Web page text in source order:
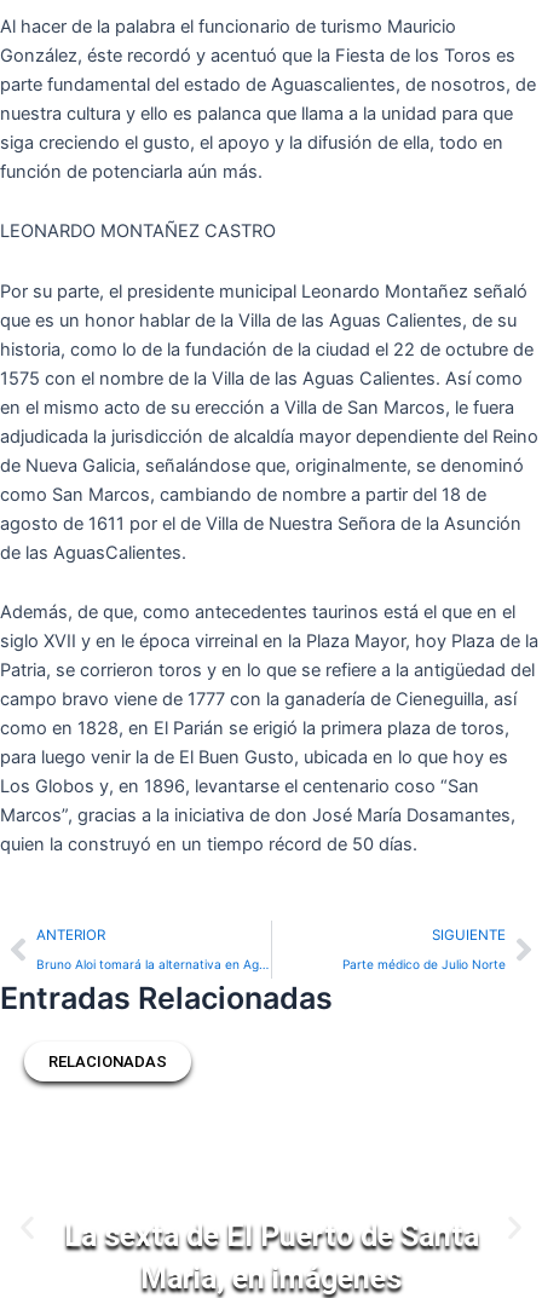
Al hacer de la palabra el funcionario de turismo Mauricio
González, éste recordó y acentuó que la Fiesta de los Toros es
parte fundamental del estado de Aguascalientes, de nosotros, de
nuestra cultura y ello es palanca que llama a la unidad para que
siga creciendo el gusto, el apoyo y la difusión de ella, todo en
función de potenciarla aún más.
LEONARDO MONTAÑEZ CASTRO
Por su parte, el presidente municipal Leonardo Montañez señaló
que es un honor hablar de la Villa de las Aguas Calientes, de su
historia, como lo de la fundación de la ciudad el 22 de octubre de
1575 con el nombre de la Villa de las Aguas Calientes. Así como
en el mismo acto de su erección a Villa de San Marcos, le fuera
adjudicada la jurisdicción de alcaldía mayor dependiente del Reino
de Nueva Galicia, señalándose que, originalmente, se denominó
como San Marcos, cambiando de nombre a partir del 18 de
agosto de 1611 por el de Villa de Nuestra Señora de la Asunción
de las AguasCalientes.
Además, de que, como antecedentes taurinos está el que en el
siglo XVII y en le época virreinal en la Plaza Mayor, hoy Plaza de la
Patria, se corrieron toros y en lo que se refiere a la antigüedad del
campo bravo viene de 1777 con la ganadería de Cieneguilla, así
como en 1828, en El Parián se erigió la primera plaza de toros,
para luego venir la de El Buen Gusto, ubicada en lo que hoy es
Los Globos y, en 1896, levantarse el centenario coso “San
Marcos”, gracias a la iniciativa de don José María Dosamantes,
quien la construyó en un tiempo récord de 50 días.
Prev
ANTERIOR
Bruno Aloi tomará la alternativa en Aguascalientes
SIGUIENTE
Parte médico de Julio Norte
Entradas Relacionadas
RELACIONADAS
La sexta de El Puerto de Santa
Maria, en imágenes